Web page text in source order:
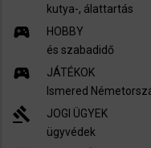
kutya-, álattartás
sports_esports
HOBBY
és szabadidő
sports_esports
JÁTÉKOK
Ismered
gavel
JOGI ÜGYEK
ügyvédek